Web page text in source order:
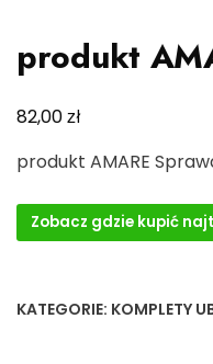
produkt
82,00zł
produkt AMARE
Zobacz gdzie kupić
KATEGORIE: KOMPLETY